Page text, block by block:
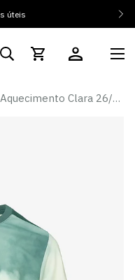
úteis
T-shirt Aquecimento Clara 26/27 - Criança